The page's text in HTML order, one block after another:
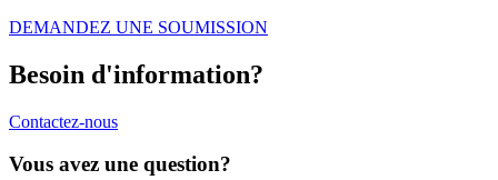
DEMANDEZ UNE SOUMISSION
Besoin d'information?
Contactez-nous
Vous avez une question?